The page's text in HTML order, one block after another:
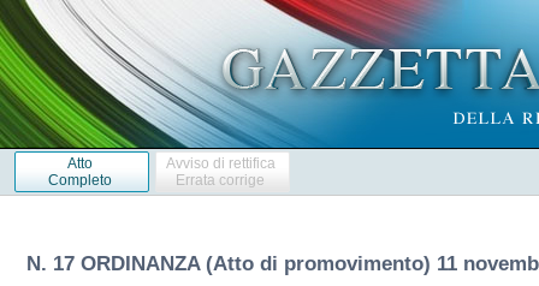
Atto
Completo
Avviso di rettifica
Errata corrige
N. 17 ORDINANZA (Atto di promovimento) 11